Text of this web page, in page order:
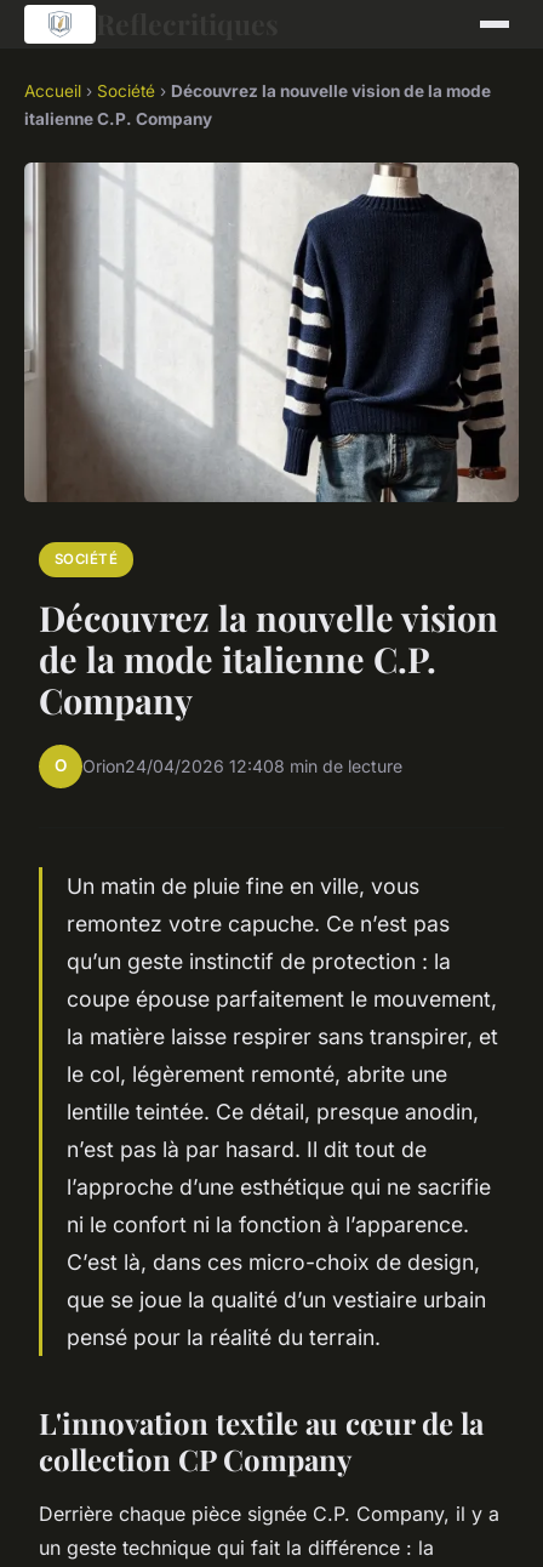
Accueil › Société › Découvrez la nouvelle vision de la mode
italienne C.P. Company
SOCIÉTÉ
Découvrez la nouvelle vision
de la mode italienne C.P.
Company
O Orion24/04/2026 12:408 min de lecture
Un matin de pluie fine en ville, vous
remontez votre capuche. Ce n’est pas
qu’un geste instinctif de protection : la
coupe épouse parfaitement le mouvement,
la matière laisse respirer sans transpirer, et
le col, légèrement remonté, abrite une
lentille teintée. Ce détail, presque anodin,
n’est pas là par hasard. Il dit tout de
l’approche d’une esthétique qui ne sacrifie
ni le confort ni la fonction à l’apparence.
C’est là, dans ces micro-choix de design,
que se joue la qualité d’un vestiaire urbain
pensé pour la réalité du terrain.
L'innovation textile au cœur de la
collection CP Company
Derrière chaque pièce signée C.P. Company, il y a
un geste technique qui fait la différence : la